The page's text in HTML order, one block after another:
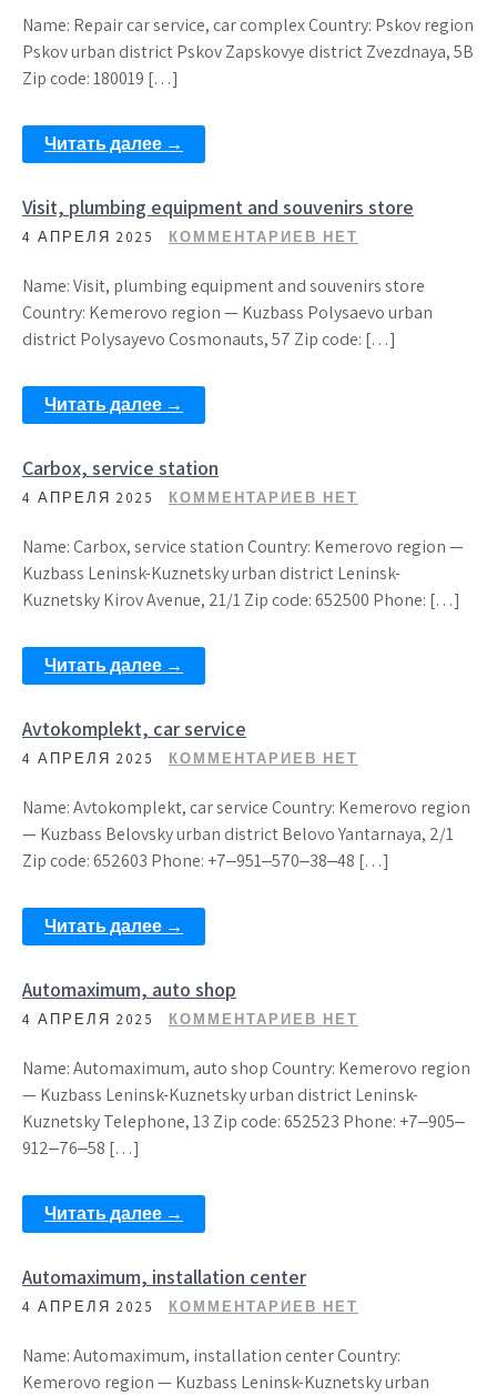
Name: Repair car service, car complex Country: Pskov region
Pskov urban district Pskov Zapskovye district Zvezdnaya, 5B
Zip code: 180019 […]
Читать далее →
Visit, plumbing equipment and souvenirs store
4 АПРЕЛЯ 2025 КОММЕНТАРИЕВ НЕТ
Name: Visit, plumbing equipment and souvenirs store
Country: Kemerovo region — Kuzbass Polysaevo urban
district Polysayevo Cosmonauts, 57 Zip code: […]
Читать далее →
Carbox, service station
4 АПРЕЛЯ 2025 КОММЕНТАРИЕВ НЕТ
Name: Carbox, service station Country: Kemerovo region —
Kuzbass Leninsk-Kuznetsky urban district Leninsk-
Kuznetsky Kirov Avenue, 21/1 Zip code: 652500 Phone: […]
Читать далее →
Avtokomplekt, car service
4 АПРЕЛЯ 2025 КОММЕНТАРИЕВ НЕТ
Name: Avtokomplekt, car service Country: Kemerovo region
— Kuzbass Belovsky urban district Belovo Yantarnaya, 2/1
Zip code: 652603 Phone: +7‒951‒570‒38‒48 […]
Читать далее →
Automaximum, auto shop
4 АПРЕЛЯ 2025 КОММЕНТАРИЕВ НЕТ
Name: Automaximum, auto shop Country: Kemerovo region
— Kuzbass Leninsk-Kuznetsky urban district Leninsk-
Kuznetsky Telephone, 13 Zip code: 652523 Phone: +7‒905‒
912‒76‒58 […]
Читать далее →
Automaximum, installation center
4 АПРЕЛЯ 2025 КОММЕНТАРИЕВ НЕТ
Name: Automaximum, installation center Country:
Kemerovo region — Kuzbass Leninsk-Kuznetsky urban